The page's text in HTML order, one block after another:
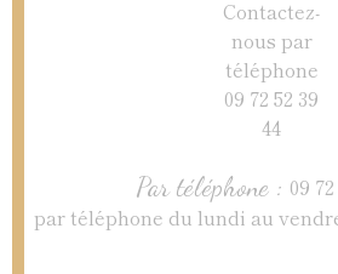
Par téléphone : 09
par téléphone du lundi au